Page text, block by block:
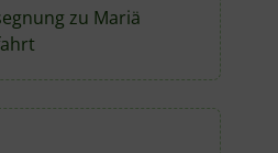
zu Mariä